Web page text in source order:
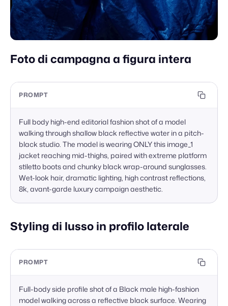
Foto di campagna a figura intera
PROMPT
Full body high-end editorial fashion shot of a model
walking through shallow black reflective water in a pitch-
black studio. The model is wearing ONLY this image_1
jacket reaching mid-thighs, paired with extreme platform
stiletto boots and chunky black wrap-around sunglasses.
Wet-look hair, dramatic lighting, high contrast reflections,
8k, avant-garde luxury campaign aesthetic.
Styling di lusso in profilo laterale
PROMPT
Full-body side profile shot of a Black male high-fashion
model walking across a reflective black surface. Wearing